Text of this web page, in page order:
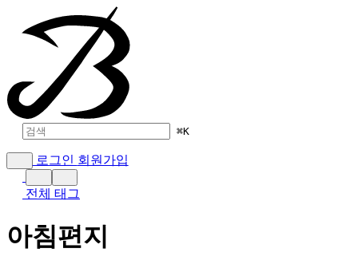
⌘K
로그인 회원가입
전체 태그
아침편지